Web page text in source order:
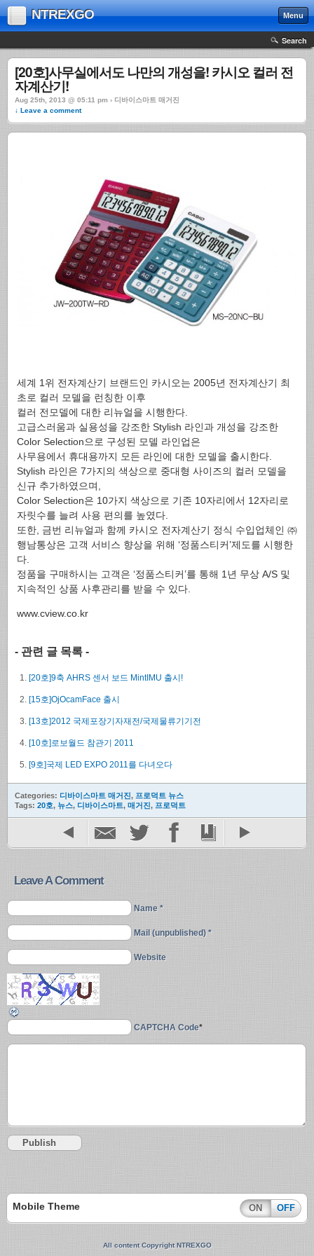
NTREXGO Menu
Search
[20호]사무실에서도 나만의 개성을! 카시오 컬러 전
자계산기!
Aug 25th, 2013 @ 05:11 pm › 디바이스마트 매거진
↓ Leave a comment
세계 1위 전자계산기 브랜드인 카시오는 2005년 전자계산기 최
초로 컬러 모델을 런칭한 이후
컬러 전모델에 대한 리뉴얼을 시행한다.
고급스러움과 실용성을 강조한 Stylish 라인과 개성을 강조한
Color Selection으로 구성된 모델 라인업은
사무용에서 휴대용까지 모든 라인에 대한 모델을 출시한다.
Stylish 라인은 7가지의 색상으로 중대형 사이즈의 컬러 모델을
신규 추가하였으며,
Color Selection은 10가지 색상으로 기존 10자리에서 12자리로
자릿수를 늘려 사용 편의를 높였다.
또한, 금번 리뉴얼과 함께 카시오 전자계산기 정식 수입업체인 ㈜
행남통상은 고객 서비스 향상을 위해 ‘정품스티커’제도를 시행한
다.
정품을 구매하시는 고객은 ‘정품스티커’를 통해 1년 무상 A/S 및
지속적인 상품 사후관리를 받을 수 있다.
www.cview.co.kr
- 관련 글 목록 -
[20호]9축 AHRS 센서 보드 MintIMU 출시!
[15호]OjOcamFace 출시
[13호]2012 국제포장기자재전/국제물류기기전
[10호]로보월드 참관기 2011
[9호]국제 LED EXPO 2011를 다녀오다
Categories: 디바이스마트 매거진, 프로덕트 뉴스
Tags: 20호, 뉴스, 디바이스마트, 매거진, 프로덕트
Leave A Comment
Name *
Mail (unpublished) *
Website
CAPTCHA Code*
Mobile Theme ON OFF
All content Copyright NTREXGO